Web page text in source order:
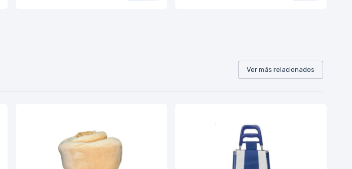
Ver más relacionados